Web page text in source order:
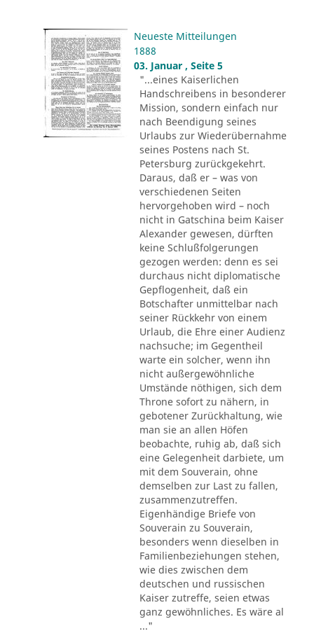
Neueste Mitteilungen
1888
03. Januar , Seite 5
"...eines Kaiserlichen
Handschreibens in besonderer
Mission, sondern einfach nur
nach Beendigung seines
Urlaubs zur Wiederübernahme
seines Postens nach St.
Petersburg zurückgekehrt.
Daraus, daß er – was von
verschiedenen Seiten
hervorgehoben wird – noch
nicht in Gatschina beim Kaiser
Alexander gewesen, dürften
keine Schlußfolgerungen
gezogen werden: denn es sei
durchaus nicht diplomatische
Gepflogenheit, daß ein
Botschafter unmittelbar nach
seiner Rückkehr von einem
Urlaub, die Ehre einer Audienz
nachsuche; im Gegentheil
warte ein solcher, wenn ihn
nicht außergewöhnliche
Umstände nöthigen, sich dem
Throne sofort zu nähern, in
gebotener Zurückhaltung, wie
man sie an allen Höfen
beobachte, ruhig ab, daß sich
eine Gelegenheit darbiete, um
mit dem Souverain, ohne
demselben zur Last zu fallen,
zusammenzutreffen.
Eigenhändige Briefe von
Souverain zu Souverain,
besonders wenn dieselben in
Familienbeziehungen stehen,
wie dies zwischen dem
deutschen und russischen
Kaiser zutreffe, seien etwas
ganz gewöhnliches. Es wäre al
..."